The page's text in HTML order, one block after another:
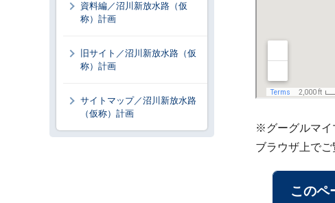
※グーグルマイ
ブラウザ上でご
このペ
資料編／沼川新放水路（仮
称）計画
旧サイト／沼川新放水路（仮
称）計画
サイトマップ／沼川新放水路
（仮称）計画